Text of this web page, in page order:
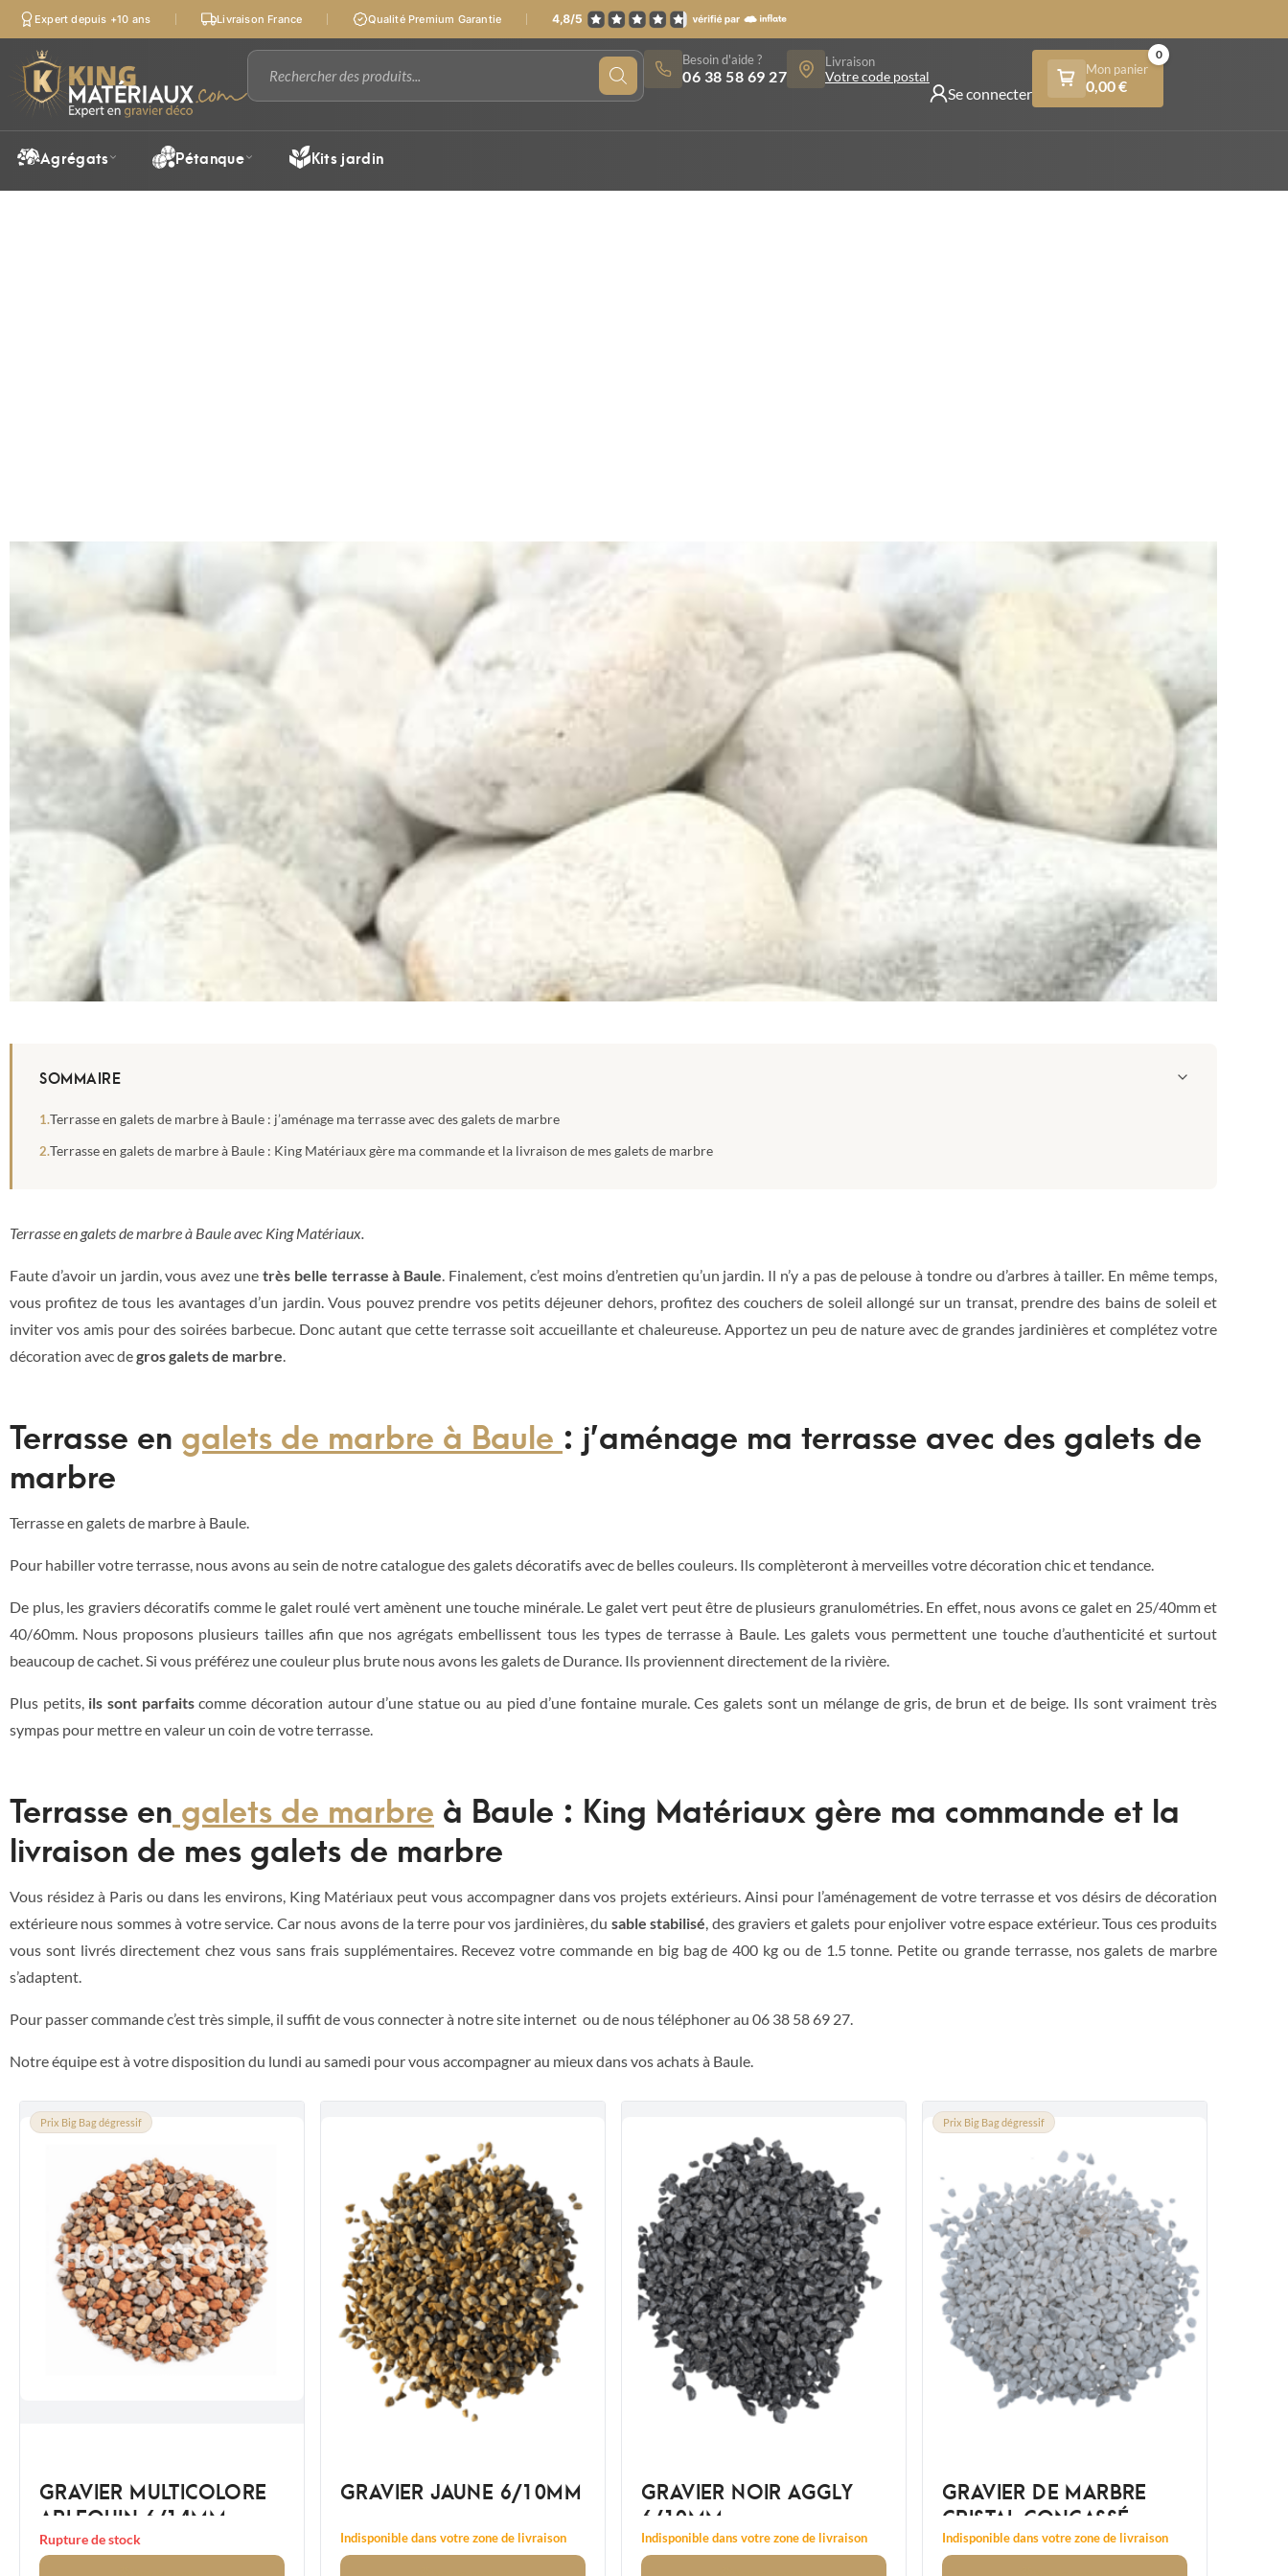
Expert depuis +10 ans Livraison France Qualité Premium Garantie
Besoin d'aide ?
06 38 58 69 27
Livraison
Votre code postal
Se connecter
Mon panier
0,00€
0
Agrégats Pétanque Kits jardin
SOMMAIRE
Terrasse en galets de marbre à Baule : j’aménage ma terrasse avec des galets de marbre
Terrasse en galets de marbre à Baule : King Matériaux gère ma commande et la livraison de mes galets de marbre
Terrasse en galets de marbre à Baule avec King Matériaux.
Faute d’avoir un jardin, vous avez une très belle terrasse à Baule . Finalement, c’est moins d’entretien qu’un jardin. Il n’y a pas de pelouse à tondre ou d’arbres à tailler. En même temps,
vous profitez de tous les avantages d’un jardin. Vous pouvez prendre vos petits déjeuner dehors, profitez des couchers de soleil allongé sur un transat, prendre des bains de soleil et
inviter vos amis pour des soirées barbecue. Donc autant que cette terrasse soit accueillante et chaleureuse. Apportez un peu de nature avec de grandes jardinières et complétez votre
décoration avec degros galets de marbre
Terrasse en galets de marbre à Baule : j’aménage ma terrasse avec des galets de
marbre
Terrasse en galets de marbre à Baule.
Pour habiller votre terrasse, nous avons au sein de notre catalogue des galets décoratifs avec de belles couleurs. Ils complèteront à merveilles votre décoration chic et tendance.
De plus, les graviers décoratifs comme le galet roulé vert amènent une touche minérale. Le galet vert peut être de plusieurs granulométries. En effet, nous avons ce galet en 25/40mm et
40/60mm. Nous proposons plusieurs tailles afin que nos agrégats embellissent tous les types de terrasse à Baule. Les galets vous permettent une touche d’authenticité et surtout
beaucoup de cachet. Si vous préférez une couleur plus brute nous avons les galets de Durance. Ils proviennent directement de la rivière.
Plus petits, ils sont parfaitscomme décoration autour d’une statue ou au pied d’une fontaine murale. Ces galets sont un mélange de gris, de brun et de beige. Ils sont vraiment très
sympas pour mettre en valeur un coin de votre terrasse.
Terrasse en galets de marbre à Baule : King Matériaux gère ma commande et la
livraison de mes galets de marbre
Vous résidez à Paris ou dans les environs, King Matériaux peut vous accompagner dans vos projets extérieurs. Ainsi pour l’aménagement de votre terrasse et vos désirs de décoration
extérieure nous sommes à votre service. Car nous avons de la terre pour vos jardinières, du sable stabilisé , des graviers et galets pour enjoliver votre espace extérieur. Tous ces produits
vous sont livrés directement chez vous sans frais supplémentaires. Recevez votre commande en big bag de 400 kg ou de 1.5 tonne. Petite ou grande terrasse, nos galets de marbre
s’adaptent.
Pour passer commande c’est très simple, il suffit de vous connecter à notre site internet ou de nous téléphoner au 06 38 58 69 27.
Notre équipe est à votre disposition du lundi au samedi pour vous accompagner au mieux dans vos achats à Baule.
Prix Big Bag dégressif
GRAVIER MULTICOLORE
ARLEQUIN 6/14MM
Rupture de stock
GRAVIER JAUNE 6/10MM
Indisponible dans votre zone de livraison
GRAVIER NOIR AGGLY
6/10MM
Indisponible dans votre zone de livraison
Prix Big Bag dégressif
GRAVIER DE MARBRE
CRISTAL CONCASSÉ
8/12MM
Indisponible dans votre zone de livraison